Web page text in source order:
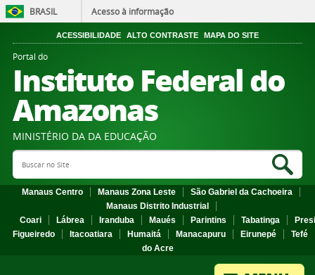
BRASIL Acesso à informação
ACESSIBILIDADE ALTO CONTRASTE MAPA DO SITE
Portal do
Instituto Federal do
Amazonas
MINISTÉRIO DA DA EDUCAÇÃO
Search Site
Manaus Centro Manaus Zona Leste
São Gabriel da Cachoeira
Manaus Distrito Industrial
Coari
Lábrea Iranduba Maués Parintins Tabatinga
Figueiredo
Itacoatiara Humaitá Manacapuru Eirunepé
Tefé
do Acre